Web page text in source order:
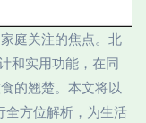
庭关注的焦点。北
和实用功能，在同
的翘楚。本文将以
全方位解析，为生活